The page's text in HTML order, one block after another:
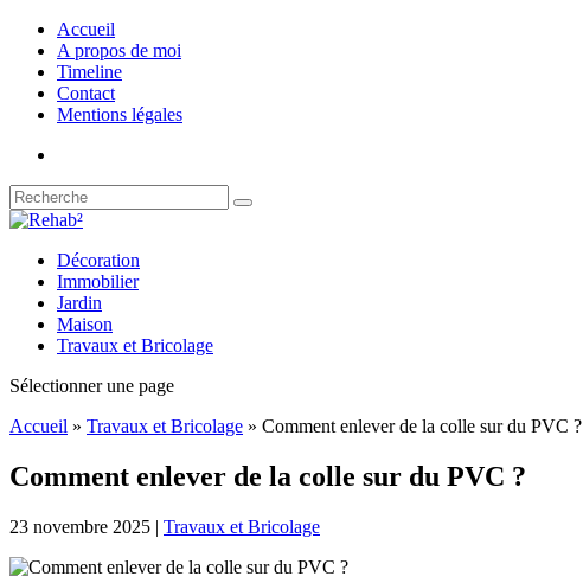
Accueil
A propos de moi
Timeline
Contact
Mentions légales
Décoration
Immobilier
Jardin
Maison
Travaux et Bricolage
Sélectionner une page
Accueil » Travaux et Bricolage » Comment enlever de la colle sur du PVC ?
Comment enlever de la colle sur du PVC ?
23 novembre 2025 | Travaux et Bricolage